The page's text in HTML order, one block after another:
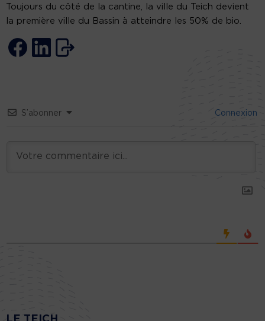
Toujours du côté de la cantine, la ville du Teich devient
la première ville du Bassin à atteindre les 50% de bio.
S’abonner Connexion